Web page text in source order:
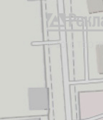
WhatsApp
© 2016 ТОО